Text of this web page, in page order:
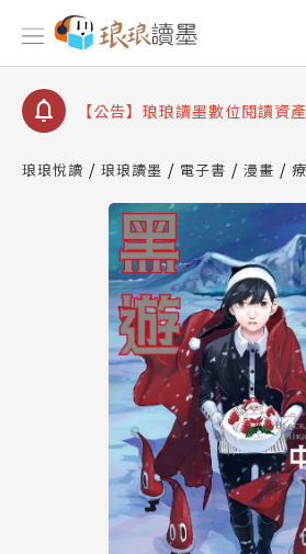
【公告】琅琅書店服務升級重
查詢
【公告】因 Readmoo 讀墨系
【公告】琅琅讀墨數位閱讀資
請圖文教學
【公告】琅琅書店服務升級重
【公告】因 Readmoo 讀墨系
停部分閱讀服務
琅琅悅讀 琅琅讀墨 電子書 漫畫